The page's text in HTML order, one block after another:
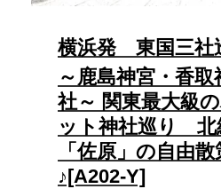
横浜発 東国三社
～鹿島神宮・香
社～ 関東最大級
ット神社巡り 北
「佐原」の自由
♪[A202-Y]